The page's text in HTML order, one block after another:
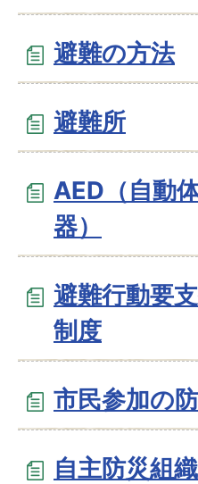
避難の方法
避難所
AED（自動
器）
避難行動要
制度
市民参加の
自主防災組織